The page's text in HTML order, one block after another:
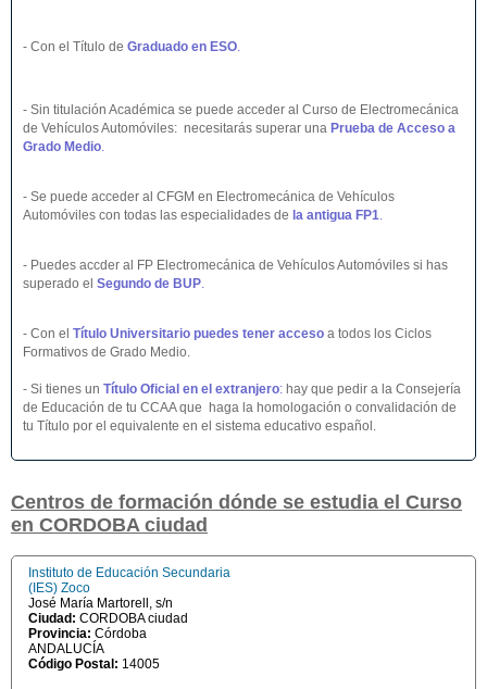
- Con el Título de Graduado en ESO.
- Sin titulación Académica se puede acceder al Curso de Electromecánica
de Vehículos Automóviles: necesitarás superar una Prueba de Acceso a
Grado Medio.
- Se puede acceder al CFGM en Electromecánica de Vehículos
Automóviles con todas las especialidades de la antigua FP1.
- Puedes accder al FP Electromecánica de Vehículos Automóviles si has
superado el Segundo de BUP.
- Con el Título Universitario puedes tener acceso a todos los Ciclos
Formativos de Grado Medio.
- Si tienes un Título Oficial en el extranjero: hay que pedir a la Consejería
de Educación de tu CCAA que haga la homologación o convalidación de
tu Título por el equivalente en el sistema educativo español.
Centros de formación dónde se estudia el Curso
en CORDOBA ciudad
Instituto de Educación Secundaria
(IES) Zoco
José María Martorell, s/n
Ciudad: CORDOBA ciudad
Provincia: Córdoba
ANDALUCÍA
Código Postal: 14005